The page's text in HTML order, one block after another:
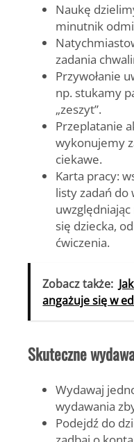
Naukę
minutnik
zadania
Przywołanie
np. stukamy
„zeszyt”.
Przeplatanie
wykonujemy
ciekawe.
Karta pracy:
listy zadań do
się dziecka,
ćwiczenia.
Zobacz także:
angażuje się w
Skuteczne
Wydawaj
wydawania
Podejdź do